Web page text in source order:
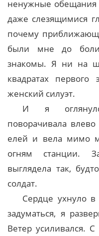
ненужные
даже слезящимися
почему
были мне до
знакомы. Я ни на
квадратах первого
женский силуэт.
И я
поворачивала
елей и вела мимо
огням станции.
выглядела так,
солдат.
Сердце ухнуло в
задуматься, я
Ветер усиливался.